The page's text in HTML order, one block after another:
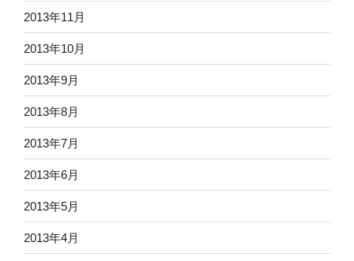
2013年11月
2013年10月
2013年9月
2013年8月
2013年7月
2013年6月
2013年5月
2013年4月